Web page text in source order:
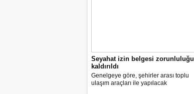
Seyahat izin belgesi zorunluluğu
kaldırıldı
Genelgeye göre, şehirler arası toplu
ulaşım araçları ile yapılacak